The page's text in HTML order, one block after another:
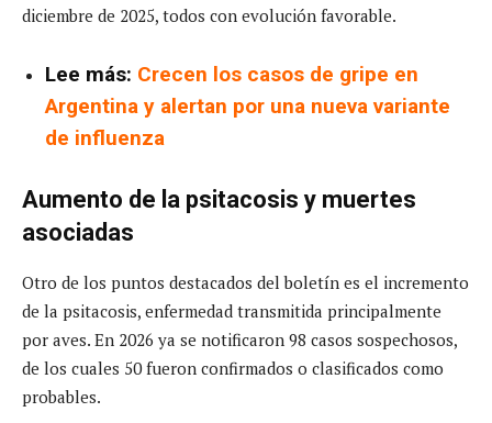
diciembre de 2025, todos con evolución favorable.
Lee más: Crecen los casos de gripe en
Argentina y alertan por una nueva variante
de influenza
Aumento de la psitacosis y muertes
asociadas
Otro de los puntos destacados del boletín es el incremento
de la psitacosis, enfermedad transmitida principalmente
por aves. En 2026 ya se notificaron 98 casos sospechosos,
de los cuales 50 fueron confirmados o clasificados como
probables.